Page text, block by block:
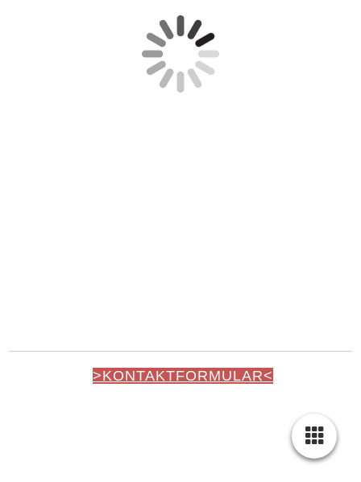
>KONTAKTFORMULAR<
INFO@WEINHOLD-SMB.DE